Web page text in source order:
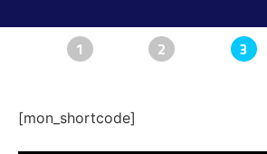
1 2 3
[mon_shortcode]